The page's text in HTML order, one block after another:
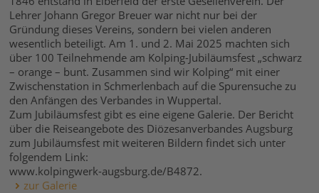
Lehrer Johann Gregor Breuer war nicht nur bei der
Gründung dieses Vereins, sondern bei vielen anderen
wesentlich beteiligt. Am 1. und 2. Mai 2025 machten sich
über 100 Teilnehmende am Kolping-Jubiläumsfest „schwarz
– orange – bunt. Zusammen sind wir Kolping“ mit einer
Zwischenstation in Schmerlenbach auf die Spurensuche zu
den Anfängen des Verbandes in Wuppertal.
Zum Jubiläumsfest gibt es eine eigene Galerie. Der Bericht
über die Reiseangebote des Diözesanverbandes Augsburg
zum Jubiläumsfest mit weiteren Bildern findet sich unter
folgendem Link:
www.kolpingwerk-augsburg.de/B4872.
zur Galerie